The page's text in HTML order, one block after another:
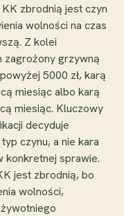
zbrodnią jest czyn
wolności na czas
Z kolei
zagrożony grzywną
5000 zł, karą
miesiąc albo karą
miesiąc. Kluczowy
decyduje
czynu, a nie kara
konkretnej sprawie.
jest zbrodnią, bo
wolności,